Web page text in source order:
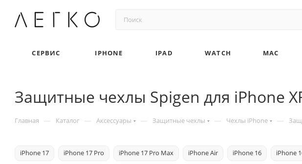
СЕРВИС IPHONE IPAD WATCH MAC
Защитные чехлы Spigen для iPhone
Главная — Каталог — Аксессуары — Защитные чехлы — Чехлы iPhone —
iPhone 17 iPhone 17 Pro iPhone 17 Pro Max iPhone Air iPhone 16 iPhone